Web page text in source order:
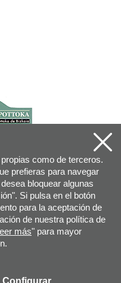
-Política de cookies
como de terceros.
prefieras para navegar
bloquear algunas
Si pulsa en el botón
para la aceptación de
de nuestra política de
más" para mayor
Configurar